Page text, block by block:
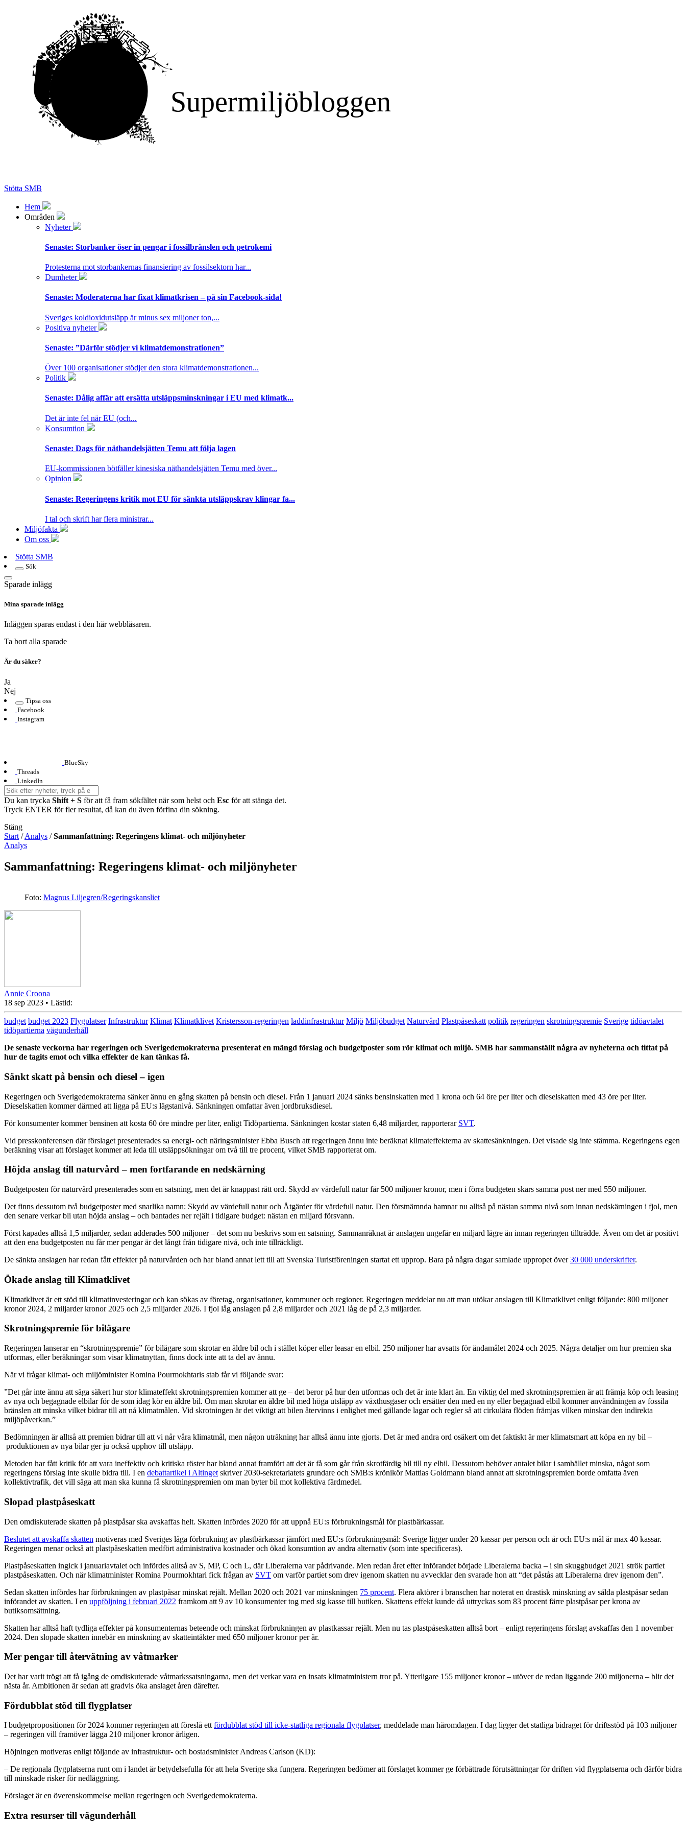
Supermiljöbloggen
Stötta SMB
Hem
Områden
Nyheter
Senaste: Storbanker öser in pengar i fossilbränslen och petrokemi
Protesterna mot storbankernas finansiering av fossilsektorn har...
Dumheter
Senaste: Moderaterna har fixat klimatkrisen – på sin Facebook-sida!
Sveriges koldioxidutsläpp är minus sex miljoner ton,...
Positiva nyheter
Senaste: ”Därför stödjer vi klimatdemonstrationen”
Över 100 organisationer stödjer den stora klimatdemonstrationen...
Politik
Senaste: Dålig affär att ersätta utsläppsminskningar i EU med klimatk...
Det är inte fel när EU (och...
Konsumtion
Senaste: Dags för näthandelsjätten Temu att följa lagen
EU-kommissionen bötfäller kinesiska näthandelsjätten Temu med över...
Opinion
Senaste: Regeringens kritik mot EU för sänkta utsläppskrav klingar fa...
I tal och skrift har flera ministrar...
Miljöfakta
Om oss
Stötta SMB
Sök
Sparade inlägg
Mina sparade inlägg
Inläggen sparas endast i den här webbläsaren.
Ta bort alla sparade
Är du säker?
Ja
Nej
Tipsa oss
Facebook
Instagram
BlueSky
Threads
LinkedIn
Du kan trycka Shift + S för att få fram sökfältet när som helst och Esc för att stänga det.
Tryck ENTER för fler resultat, då kan du även förfina din sökning.
Stäng
Start /Analys /Sammanfattning: Regeringens klimat- och miljönyheter
Analys
Sammanfattning: Regeringens klimat- och miljönyheter
Foto: Magnus Liljegren/Regeringskansliet
Annie Croona
18 sep 2023 • Lästid:
budget budget 2023 Flygplatser Infrastruktur Klimat Klimatklivet Kristersson-regeringen laddinfrastruktur Miljö Miljöbudget Naturvård Plastpåseskatt politik regeringen skrotningspremie Sverige tidöavtalet
tidöpartierna vägunderhåll
De senaste veckorna har regeringen och Sverigedemokraterna presenterat en mängd förslag och budgetposter som rör klimat och miljö. SMB har sammanställt några av nyheterna och tittat på
hur de tagits emot och vilka effekter de kan tänkas få.
Sänkt skatt på bensin och diesel – igen
Regeringen och Sverigedemokraterna sänker ännu en gång skatten på bensin och diesel. Från 1 januari 2024 sänks bensinskatten med 1 krona och 64 öre per liter och dieselskatten med 43 öre per liter.
Dieselskatten kommer därmed att ligga på EU:s lägstanivå. Sänkningen omfattar även jordbruksdiesel.
För konsumenter kommer bensinen att kosta 60 öre mindre per liter, enligt Tidöpartierna. Sänkningen kostar staten 6,48 miljarder, rapporterar SVT.
Vid presskonferensen där förslaget presenterades sa energi- och näringsminister Ebba Busch att regeringen ännu inte beräknat klimateffekterna av skattesänkningen. Det visade sig inte stämma. Regeringens egen
beräkning visar att förslaget kommer att leda till utsläppsökningar om två till tre procent, vilket SMB rapporterat om.
Höjda anslag till naturvård – men fortfarande en nedskärning
Budgetposten för naturvård presenterades som en satsning, men det är knappast rätt ord. Skydd av värdefull natur får 500 miljoner kronor, men i förra budgeten skars samma post ner med 550 miljoner.
Det finns dessutom två budgetposter med snarlika namn: Skydd av värdefull natur och Åtgärder för värdefull natur. Den förstnämnda hamnar nu alltså på nästan samma nivå som innan nedskärningen i fjol, men
den senare verkar bli utan höjda anslag – och bantades ner rejält i tidigare budget: nästan en miljard försvann.
Först kapades alltså 1,5 miljarder, sedan adderades 500 miljoner – det som nu beskrivs som en satsning. Sammanräknat är anslagen ungefär en miljard lägre än innan regeringen tillträdde. Även om det är positivt
att den ena budgetposten nu får mer pengar är det långt från tidigare nivå, och inte tillräckligt.
De sänkta anslagen har redan fått effekter på naturvården och har bland annat lett till att Svenska Turistföreningen startat ett upprop. Bara på några dagar samlade uppropet över30 000 underskrifter.
Ökade anslag till Klimatklivet
Klimatklivet är ett stöd till klimatinvesteringar och kan sökas av företag, organisationer, kommuner och regioner. Regeringen meddelar nu att man utökar anslagen till Klimatklivet enligt följande: 800 miljoner
kronor 2024, 2 miljarder kronor 2025 och 2,5 miljarder 2026. I fjol låg anslagen på 2,8 miljarder och 2021 låg de på 2,3 miljarder.
Skrotningspremie för bilägare
Regeringen lanserar en “skrotningspremie” för bilägare som skrotar en äldre bil och i stället köper eller leasar en elbil. 250 miljoner har avsatts för ändamålet 2024 och 2025. Några detaljer om hur premien ska
utformas, eller beräkningar som visar klimatnyttan, finns dock inte att ta del av ännu.
När vi frågar klimat- och miljöminister Romina Pourmokhtaris stab får vi följande svar:
”Det går inte ännu att säga säkert hur stor klimateffekt skrotningspremien kommer att ge – det beror på hur den utformas och det är inte klart än. En viktig del med skrotningspremien är att främja köp och leasing
av nya och begagnade elbilar för de som idag kör en äldre bil. Om man skrotar en äldre bil med höga utsläpp av växthusgaser och ersätter den med en ny eller begagnad elbil kommer användningen av fossila
bränslen att minska vilket bidrar till att nå klimatmålen. Vid skrotningen är det viktigt att bilen återvinns i enlighet med gällande lagar och regler så att cirkulära flöden främjas vilken minskar den indirekta
miljöpåverkan.”
Bedömningen är alltså att premien bidrar till att vi når våra klimatmål, men någon uträkning har alltså ännu inte gjorts. Det är med andra ord osäkert om det faktiskt är mer klimatsmart att köpa en ny bil –
produktionen av nya bilar ger ju också upphov till utsläpp.
Metoden har fått kritik för att vara ineffektiv och kritiska röster har bland annat framfört att det är få som går från skrotfärdig bil till ny elbil. Dessutom behöver antalet bilar i samhället minska, något som
regeringens förslag inte skulle bidra till. I en debattartikel i Altinget skriver 2030-sekretariatets grundare och SMB:s krönikör Mattias Goldmann bland annat att skrotningspremien borde omfatta även
kollektivtrafik, det vill säga att man ska kunna få skrotningspremien om man byter bil mot kollektiva färdmedel.
Slopad plastpåseskatt
Den omdiskuterade skatten på plastpåsar ska avskaffas helt. Skatten infördes 2020 för att uppnå EU:s förbrukningsmål för plastbärkassar.
Beslutet att avskaffa skatten motiveras med Sveriges låga förbrukning av plastbärkassar jämfört med EU:s förbrukningsmål: Sverige ligger under 20 kassar per person och år och EU:s mål är max 40 kassar.
Regeringen menar också att plastpåseskatten medfört administrativa kostnader och ökad konsumtion av andra alternativ (som inte specificeras).
Plastpåseskatten ingick i januariavtalet och infördes alltså av S, MP, C och L, där Liberalerna var pådrivande. Men redan året efter införandet började Liberalerna backa – i sin skuggbudget 2021 strök partiet
plastpåseskatten. Och när klimatminister Romina Pourmokhtari fick frågan av SVT om varför partiet som drev igenom skatten nu avvecklar den svarade hon att “det påstås att Liberalerna drev igenom den”.
Sedan skatten infördes har förbrukningen av plastpåsar minskat rejält. Mellan 2020 och 2021 var minskningen 75 procent. Flera aktörer i branschen har noterat en drastisk minskning av sålda plastpåsar sedan
införandet av skatten. I en uppföljning i februari 2022 framkom att 9 av 10 konsumenter tog med sig kasse till butiken. Skattens effekt kunde då uttryckas som 83 procent färre plastpåsar per krona av
butiksomsättning.
Skatten har alltså haft tydliga effekter på konsumenternas beteende och minskat förbrukningen av plastkassar rejält. Men nu tas plastpåseskatten alltså bort – enligt regeringens förslag avskaffas den 1 november
2024. Den slopade skatten innebär en minskning av skatteintäkter med 650 miljoner kronor per år.
Mer pengar till återvätning av våtmarker
Det har varit trögt att få igång de omdiskuterade våtmarkssatsningarna, men det verkar vara en insats klimatministern tror på. Ytterligare 155 miljoner kronor – utöver de redan liggande 200 miljonerna – blir det
nästa år. Ambitionen är sedan att gradvis öka anslaget åren därefter.
Fördubblat stöd till flygplatser
I budgetpropositionen för 2024 kommer regeringen att föreslå ett fördubblat stöd till icke-statliga regionala flygplatser, meddelade man häromdagen. I dag ligger det statliga bidraget för driftsstöd på 103 miljoner
– regeringen vill framöver lägga 210 miljoner kronor årligen.
Höjningen motiveras enligt följande av infrastruktur- och bostadsminister Andreas Carlson (KD):
– De regionala flygplatserna runt om i landet är betydelsefulla för att hela Sverige ska fungera. Regeringen bedömer att förslaget kommer ge förbättrade förutsättningar för driften vid flygplatserna och därför bidra
till minskade risker för nedläggning.
Förslaget är en överenskommelse mellan regeringen och Sverigedemokraterna.
Extra resurser till vägunderhåll